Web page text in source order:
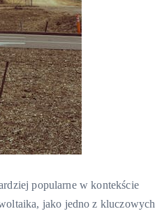
popularne w kontekście
jako jedno z kluczowych